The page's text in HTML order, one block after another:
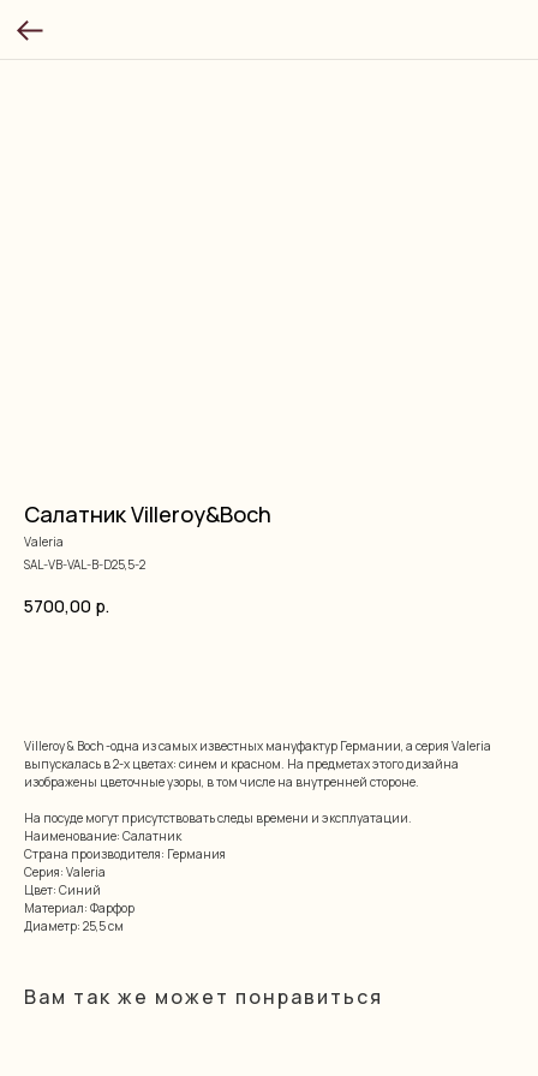
Салатник Villeroy&Boch
Valeria
SAL-VB-VAL-B-D25,5-2
5700,00 р.
Villeroy & Boch -одна из самых известных мануфактур Германии, а серия Valeria
выпускалась в 2-х цветах: синем и красном. На предметах этого дизайна
изображены цветочные узоры, в том числе на внутренней стороне.
На посуде могут присутствовать следы времени и эксплуатации.
Наименование: Салатник
Страна производителя: Германия
Серия: Valeria
Цвет: Синий
Материал: Фарфор
Диаметр: 25,5 см
Вам так же может понравиться